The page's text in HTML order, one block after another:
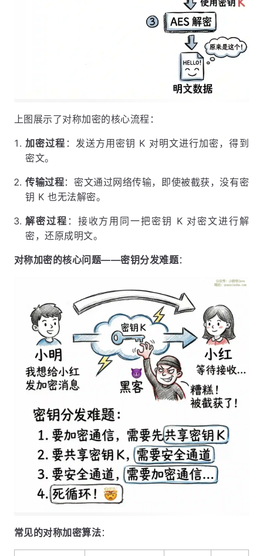
上图展示了对称加密的核心流程：
加密过程 ：发送方用密钥 K 对明文进行加密，得到
密文。
传输过程：密文通过网络传输，即使被截获，没有密
钥 K 也无法解密。
解密过程 ：接收方用同一把密钥 K 对密文进行解
密，还原成明文。
对称加密的核心问题——密钥分发难题：
常见的对称加密算法：